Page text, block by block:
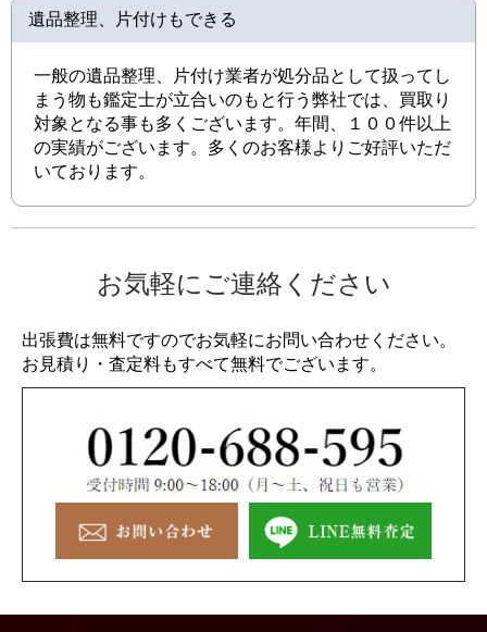
遺品整理、片付けもできる
一般の遺品整理、片付け業者が処分品として扱ってし
まう物も鑑定士が立合いのもと行う弊社では、買取り
対象となる事も多くございます。年間、１００件以上
の実績がございます。多くのお客様よりご好評いただ
いております。
お気軽にご連絡ください
出張費は無料ですのでお気軽にお問い合わせください。
お見積り・査定料もすべて無料でございます。